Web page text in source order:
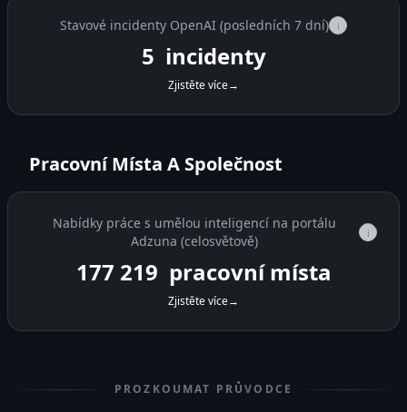
Stavové incidenty OpenAI (posledních 7 dní) i
5 incidenty
Zjistěte více→
Pracovní Místa A Společnost
Nabídky práce s umělou inteligencí na portálu
Adzuna (celosvětově)
i
177 219 pracovní místa
Zjistěte více→
PROZKOUMAT PRŮVODCE